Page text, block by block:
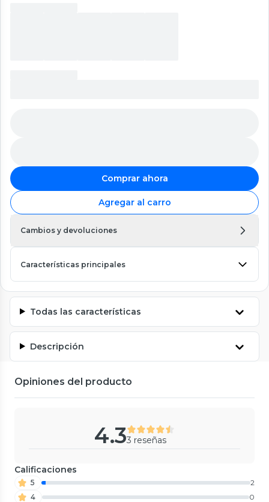
Comprar ahora
Agregar al carro
Cambios y devoluciones
Características principales
Todas las características
Descripción
Opiniones del producto
4.33 reseñas
Calificaciones
5
2
4
0